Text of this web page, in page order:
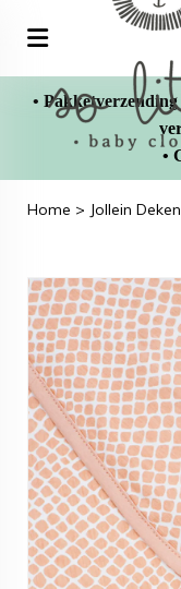
•
•
Home > Jollein